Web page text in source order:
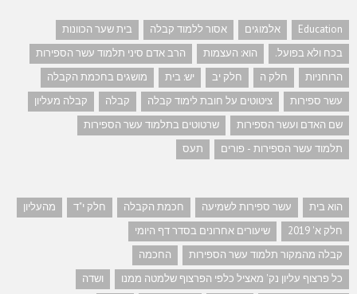
Education אלמוגים אסור ללמוד קבלה
בית שער הכוונות
בכח ולא בפועל.
הוא: העצמות
הרב אדם סיני תלמוד עשר הספירות
הרוחניות
חלק ה חלק יב יש: בית
מושגים בחכמת הקבלה
עשר ספירות
ציטוטים על חובת לימוד קבלה קבלה
קבלה מעליון
שם האדם ועשר הספירות
שרטוטים בתלמוד עשר הספירות
תלמוד עשר הספירות - פורים
תעס
הוא בית עשר ספירות לשמיעה חכמת הקבלה חלק י"ד
מהעליון
חלק א' 2019
שיעורים אחרונים בסדר דף היומי
קבלה מהמקור תלמוד עשר הספירות
החכמה
כל פרצוף עליון נק' מאציל כלפי הפרצוף שלמטה ממנו
ושדה